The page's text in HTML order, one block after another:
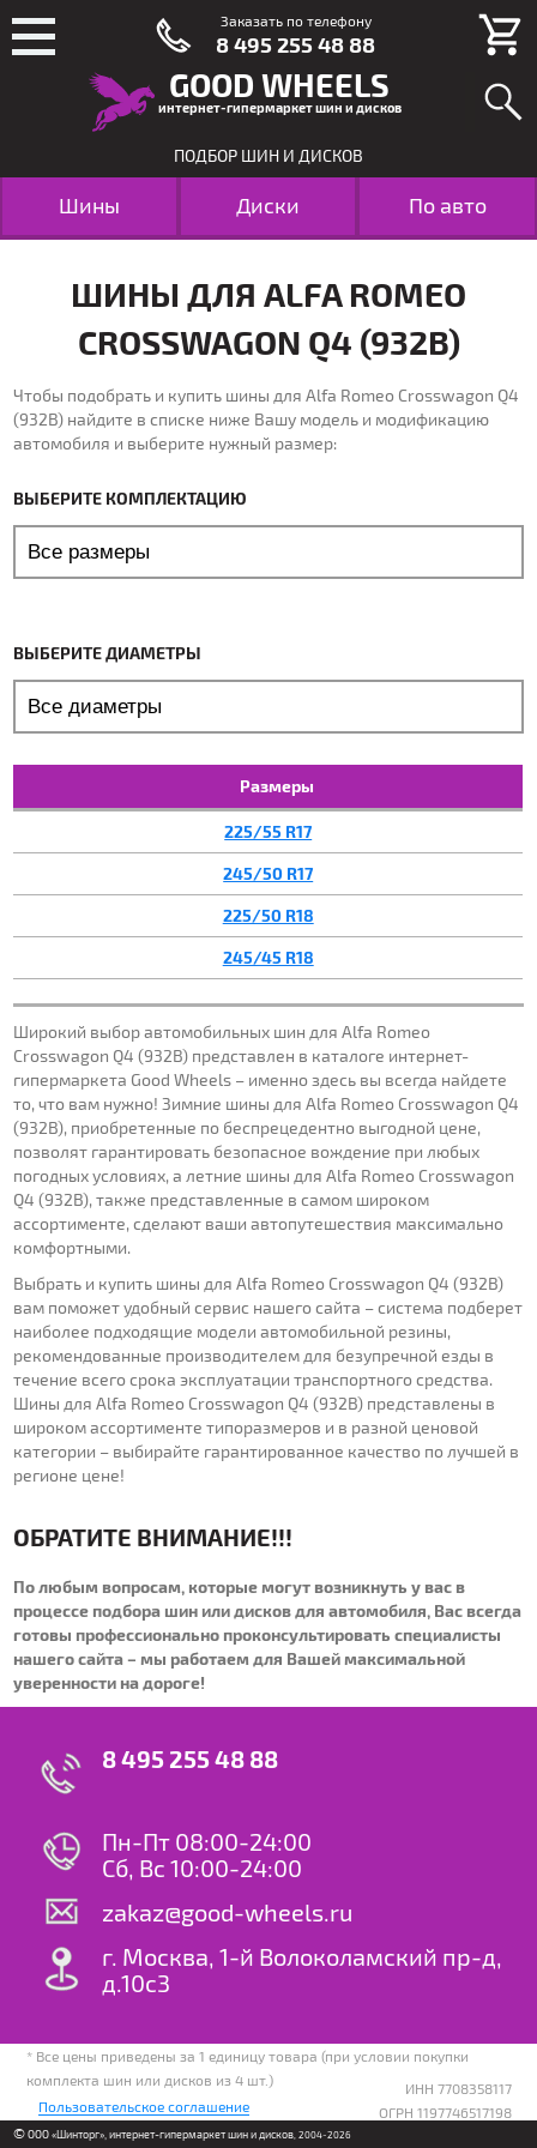
GOOD WHEELS
интернет-гипермаркет шин и дисков
ПОДБОР ШИН И ДИСКОВ
Шины Диски По авто
ШИНЫ ДЛЯ ALFA ROMEO
CROSSWAGON Q4 (932B)
Чтобы подобрать и купить шины для Alfa Romeo Crosswagon Q4
(932B) найдите в списке ниже Вашу модель и модификацию
автомобиля и выберите нужный размер:
ВЫБЕРИТЕ КОМПЛЕКТАЦИЮ
ВЫБЕРИТЕ ДИАМЕТРЫ
Размеры
225/55 R17
245/50 R17
225/50 R18
245/45 R18
Широкий выбор автомобильных шин для Alfa Romeo
Crosswagon Q4 (932B) представлен в каталоге интернет-
гипермаркета Good Wheels – именно здесь вы всегда найдете
то, что вам нужно! Зимние шины для Alfa Romeo Crosswagon Q4
(932B), приобретенные по беспрецедентно выгодной цене,
позволят гарантировать безопасное вождение при любых
погодных условиях, а летние шины для Alfa Romeo Crosswagon
Q4 (932B), также представленные в самом широком
ассортименте, сделают ваши автопутешествия максимально
комфортными.
Выбрать и купить шины для Alfa Romeo Crosswagon Q4 (932B)
вам поможет удобный сервис нашего сайта – система подберет
наиболее подходящие модели автомобильной резины,
рекомендованные производителем для безупречной езды в
течение всего срока эксплуатации транспортного средства.
Шины для Alfa Romeo Crosswagon Q4 (932B) представлены в
широком ассортименте типоразмеров и в разной ценовой
категории – выбирайте гарантированное качество по лучшей в
регионе цене!
ОБРАТИТЕ ВНИМАНИЕ!!!
По любым вопросам, которые могут возникнуть у вас в
процессе подбора шин или дисков для автомобиля, Вас всегда
готовы профессионально проконсультировать специалисты
нашего сайта – мы работаем для Вашей максимальной
уверенности на дороге!
8 495 255 48 88
Пн-Пт 08:00-24:00
Сб, Вс 10:00-24:00
zakaz@good-wheels.ru
г. Москва, 1-й Волоколамский пр-д,
д.10с3
* Все цены приведены за 1 единицу товара (при условии покупки
комплекта шин или дисков из 4 шт.)
Пользовательское соглашение
ИНН 7708358117
ОГРН 1197746517198
© ООО «Шинторг», интернет-гипермаркет шин и дисков, 2004-2026
Заказать по телефону
8 495 255 48 88